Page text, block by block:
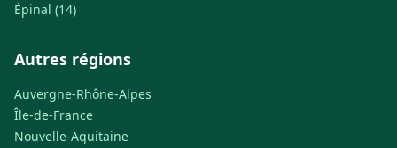
Épinal (14)
Autres régions
Auvergne-Rhône-Alpes
Île-de-France
Nouvelle-Aquitaine